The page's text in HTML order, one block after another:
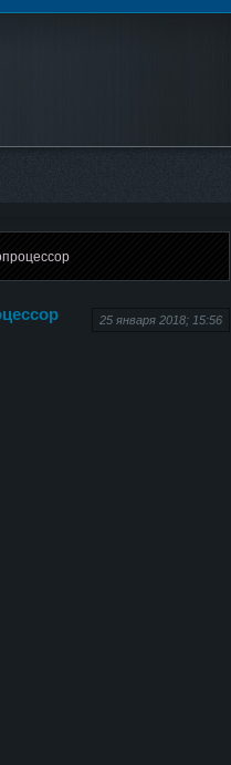
25 января 2018; 15:56